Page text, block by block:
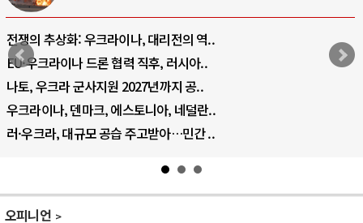
전쟁의 추상화: 우크라이나, 대리전의 역..
EU·우크라이나 드론 협력 직후, 러시아..
나토, 우크라 군사지원 2027년까지 공..
우크라이나, 덴마크, 에스토니아, 네덜란..
러·우크라, 대규모 공습 주고받아…민간 ..
오피니언